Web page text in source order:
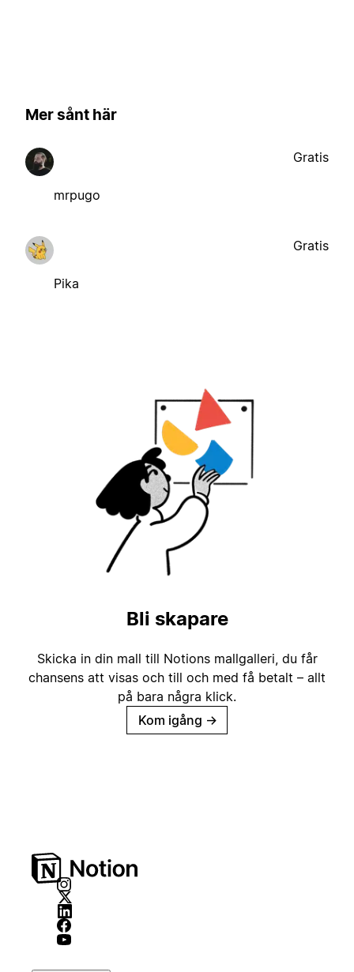
Mer sånt här
mrpugo
Gratis
Pika
Gratis
Bli skapare
Skicka in din mall till Notions mallgalleri, du får
chansens att visas och till och med få betalt – allt
på bara några klick.
Kom igång →